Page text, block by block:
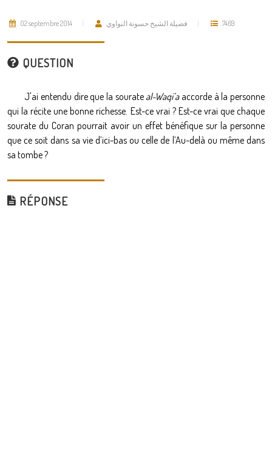
02 septembre 2014 فضيلة الشيخ حسونة النواوي 7469
QUESTION
J'ai entendu dire que la sourate al-Waqi’aaccorde à la personne
qui la récite une bonne richesse. Est-ce vrai ? Est-ce vrai que chaque
sourate du Coran pourrait avoir un effet bénéfique sur la personne
que ce soit dans sa vie d’ici-bas ou celle de l’Au-delà ou même dans
sa tombe ?
RÉPONSE